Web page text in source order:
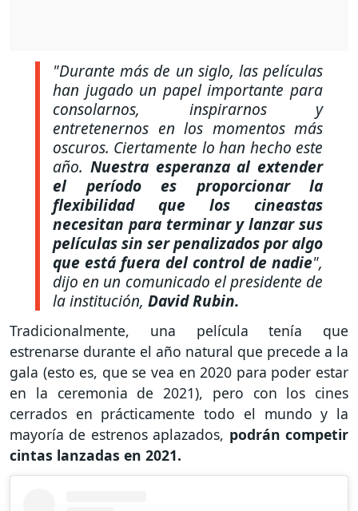
"Durante más de un siglo, las películas
han jugado un papel importante para
consolarnos, inspirarnos y
entretenernos en los momentos más
oscuros. Ciertamente lo han hecho este
año. Nuestra esperanza al extender
el período es proporcionar la
flexibilidad que los cineastas
necesitan para terminar y lanzar sus
películas sin ser penalizados por algo
que está fuera del control de nadie",
dijo en un comunicado el presidente de
la institución, David Rubin.
Tradicionalmente, una película tenía que
estrenarse durante el año natural que precede a la
gala (esto es, que se vea en 2020 para poder estar
en la ceremonia de 2021), pero con los cines
cerrados en prácticamente todo el mundo y la
mayoría de estrenos aplazados, podrán competir
cintas lanzadas en 2021.